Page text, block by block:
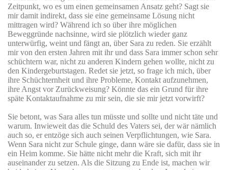
Zeitpunkt, wo es um einen gemeinsamen Ansatz geht? Sagt sie
mir damit indirekt, dass sie eine gemeinsame Lösung nicht
mittragen wird? Während ich so über ihre möglichen
Beweggründe nachsinne, wird sie plötzlich wieder ganz
unterwürfig, weint und fängt an, über Sara zu reden. Sie erzählt
mir von den ersten Jahren mit ihr und dass Sara immer schon sehr
schüchtern war, nicht zu anderen Kindern gehen wollte, nicht zu
den Kindergeburtstagen. Redet sie jetzt, so frage ich mich, über
ihre Schüchternheit und ihre Probleme, Kontakt aufzunehmen,
ihre Angst vor Zurückweisung? Könnte das ein Grund für ihre
späte Kontaktaufnahme zu mir sein, die sie mir jetzt vorwirft?
Sie betont, was Sara alles tun müsste und sollte und nicht täte und
warum. Inwieweit das die Schuld des Vaters sei, der wär nämlich
auch so, er entzöge sich auch seinen Verpflichtungen, wie Sara.
Wenn Sara nicht zur Schule ginge, dann wäre sie dafür, dass sie in
ein Heim komme. Sie hätte nicht mehr die Kraft, sich mit ihr
auseinander zu setzen. Als die Sitzung zu Ende ist, machen wir